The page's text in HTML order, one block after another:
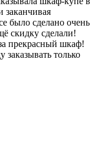
заканчивая
было сделано очень
скидку сделали!
прекрасный шкаф!
заказывать только